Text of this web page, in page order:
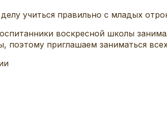
учиться правильно с младых
воскресной школы
поэтому приглашаем заниматься